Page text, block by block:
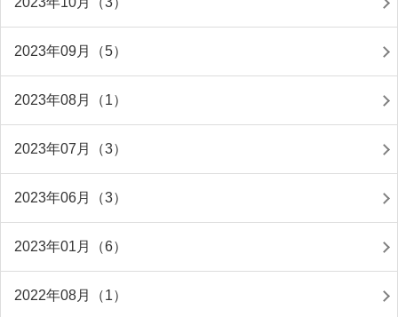
2023年09月（5）
2023年08月（1）
2023年07月（3）
2023年06月（3）
2023年01月（6）
2022年08月（1）